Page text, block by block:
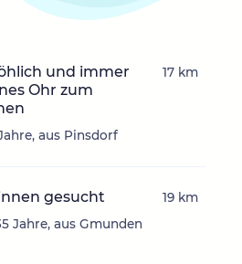
und immer
Ohr zum
aus Pinsdorf
17 km
gesucht
Jahre, aus Gmunden
19 km